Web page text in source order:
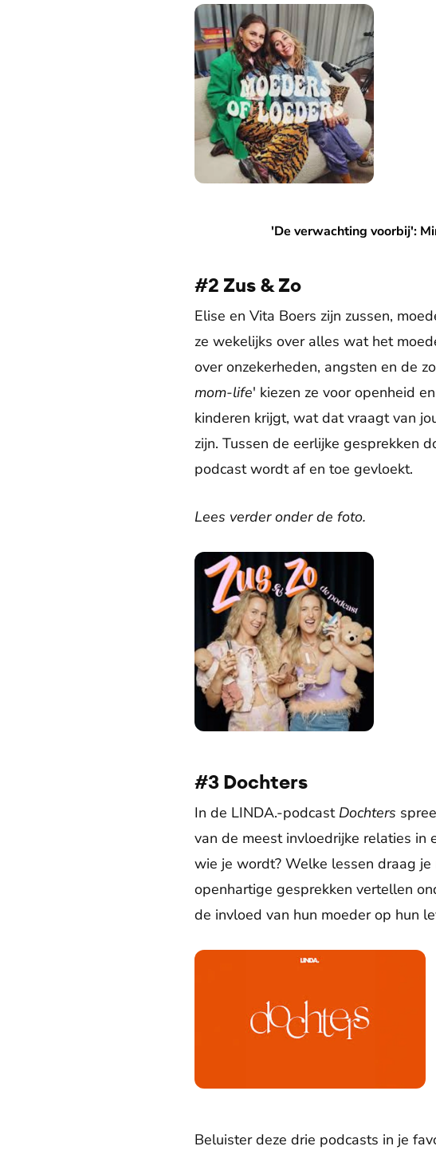
'De verwachting voorbij':
'De verwachting voorbij': Mirjam Meeks
#2 Zus & Zo
Elise en Vita Boers zijn zussen,
ze wekelijks over alles wat het
over onzekerheden, angsten en de
mom-life' kiezen ze voor openheid
kinderen krijgt, wat dat vraagt van
zijn. Tussen de eerlijke gesprekken
podcast wordt af en toe gevloekt.
Lees verder onder de foto.
#3 Dochters
In de LINDA.-podcast Dochters
van de meest invloedrijke relaties in
wie je wordt? Welke lessen draag
openhartige gesprekken vertellen
de invloed van hun moeder op hun
Beluister deze drie podcasts in je